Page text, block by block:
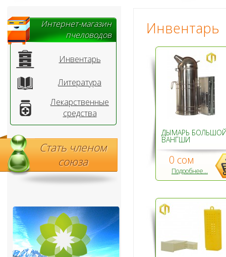
Интернет-магазин
пчеловодов
Инвентарь
Литература
Лекарственные
средства
Стать членом
союза
Инвентарь
ДЫМАРЬ
ВАНГШИ
0 сом
Подробнее...